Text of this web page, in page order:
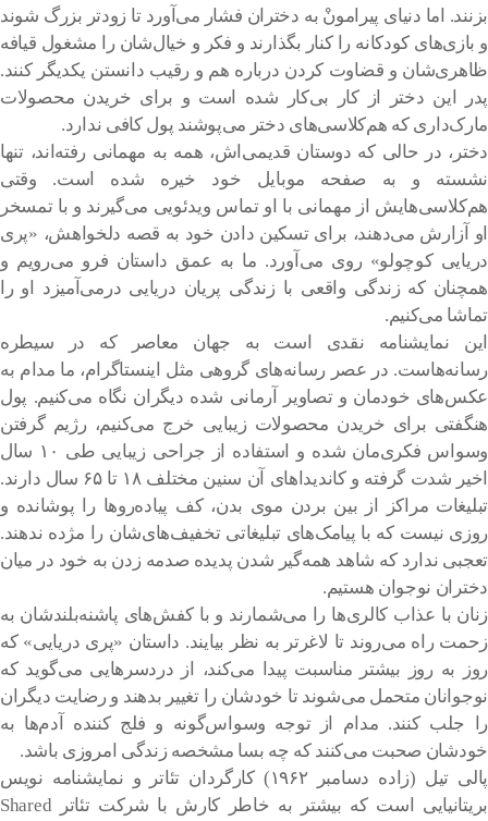
بزنند. اما دنیای پیرامونْ به دختران فشار می‌آورد تا زودتر بزرگ شوند
و بازی‌های کودکانه را کنار بگذارند و فکر و خیال‌شان را مشغول قیافه
ظاهری‌شان و قضاوت کردن درباره هم و رقیب دانستن یکدیگر کنند.
پدر این دختر از کار بی‌کار شده است و برای خریدن محصولات
مارک‌داری که هم‌کلاسی‌های دختر می‌پوشند پول کافی ندارد.
دختر، در حالی که دوستان قدیمی‌اش، همه به مهمانی رفته‌اند، تنها
نشسته و به صفحه موبایل خود خیره شده است. وقتی
هم‌کلاسی‌هایش از مهمانی با او تماس ویدئویی می‌گیرند و با تمسخر
او آزارش می‌دهند، برای تسکین دادن خود به قصه دلخواهش، «پری
دریایی کوچولو» روی می‌آورد. ما به عمق داستان فرو می‌رویم و
همچنان که زندگی واقعی با زندگی پریان دریایی درمی‌آمیزد او را
تماشا می‌کنیم.
این نمایشنامه نقدی است به جهان معاصر که در سیطره
رسانه‌هاست. در عصر رسانه‌های گروهی مثل اینستاگرام، ما مدام به
عکس‌های خودمان و تصاویر آرمانی شده دیگران نگاه می‌کنیم. پول
هنگفتی برای خریدن محصولات زیبایی خرج می‌کنیم، رژیم گرفتن
وسواس فکری‌مان شده و استفاده از جراحی زیبایی طی ۱۰ سال
اخیر شدت گرفته و کاندیداهای آن سنین مختلف ۱۸ تا ۶۵ سال دارند.
تبلیغات مراکز از بین بردن موی بدن، کف پیاده‌روها را پوشانده و
روزی نیست که با پیامک‌های تبلیغاتی تخفیف‌های‌شان را مژده ندهند.
تعجبی ندارد که شاهد همه‌گیر شدن پدیده صدمه زدن به خود در میان
دختران نوجوان هستیم.
زنان با عذاب کالری‌ها را می‌شمارند و با کفش‌های پاشنه‌بلندشان به
زحمت راه می‌روند تا لاغرتر به نظر بیایند. داستان «پری دریایی» که
روز به روز بیشتر مناسبت پیدا می‌کند، از دردسرهایی می‌گوید که
نوجوانان متحمل می‌شوند تا خودشان را تغییر بدهند و رضایت دیگران
را جلب کنند. مدام از توجه وسواس‌گونه و فلج کننده آدم‌ها به
خودشان صحبت می‌کنند که چه بسا مشخصه زندگی امروزی باشد.
پالی تیل (زاده دسامبر ۱۹۶۲) کارگردان تئاتر و نمایشنامه نویس
بریتانیایی است که بیشتر به خاطر کارش با شرکت تئاتر Shared